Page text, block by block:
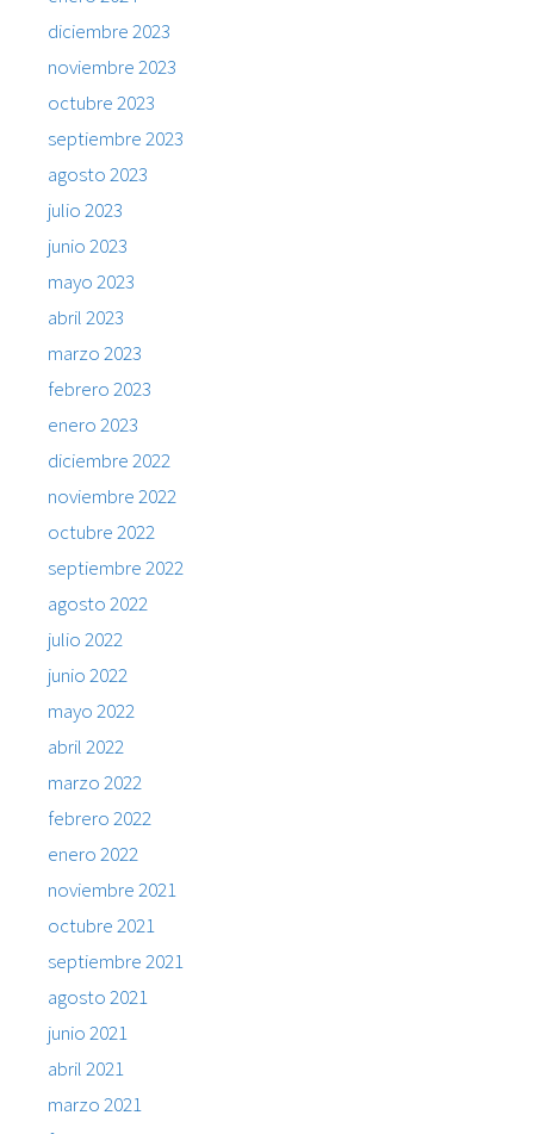
diciembre 2023
noviembre 2023
octubre 2023
septiembre 2023
agosto 2023
julio 2023
junio 2023
mayo 2023
abril 2023
marzo 2023
febrero 2023
enero 2023
diciembre 2022
noviembre 2022
octubre 2022
septiembre 2022
agosto 2022
julio 2022
junio 2022
mayo 2022
abril 2022
marzo 2022
febrero 2022
enero 2022
noviembre 2021
octubre 2021
septiembre 2021
agosto 2021
junio 2021
abril 2021
marzo 2021